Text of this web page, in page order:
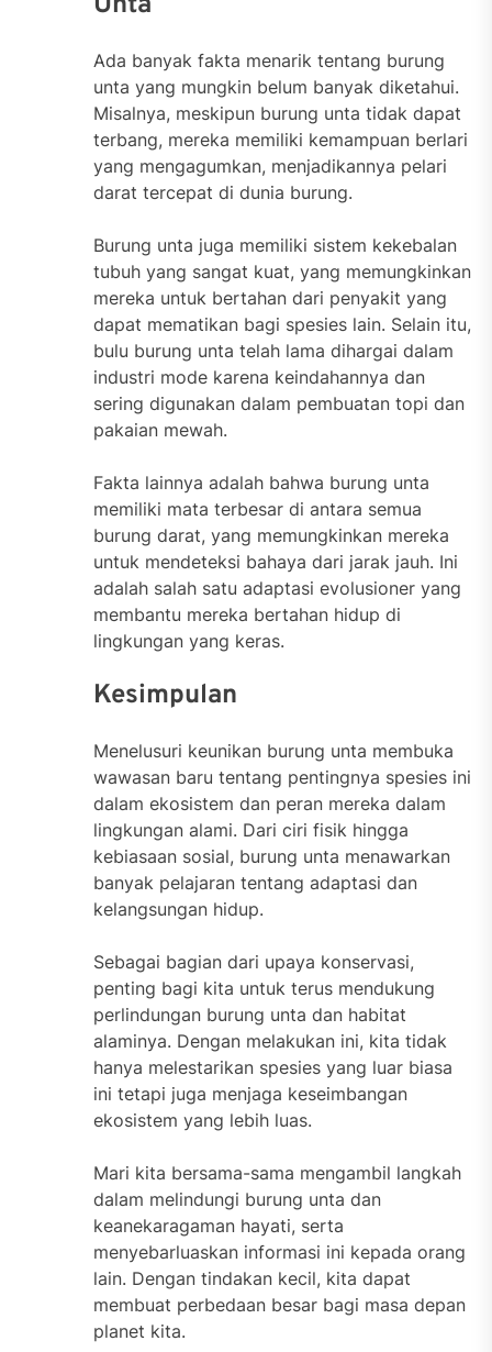
Ada banyak fakta menarik tentang burung
unta yang mungkin belum banyak diketahui.
Misalnya, meskipun burung unta tidak dapat
terbang, mereka memiliki kemampuan berlari
yang mengagumkan, menjadikannya pelari
darat tercepat di dunia burung.
Burung unta juga memiliki sistem kekebalan
tubuh yang sangat kuat, yang memungkinkan
mereka untuk bertahan dari penyakit yang
dapat mematikan bagi spesies lain. Selain itu,
bulu burung unta telah lama dihargai dalam
industri mode karena keindahannya dan
sering digunakan dalam pembuatan topi dan
pakaian mewah.
Fakta lainnya adalah bahwa burung unta
memiliki mata terbesar di antara semua
burung darat, yang memungkinkan mereka
untuk mendeteksi bahaya dari jarak jauh. Ini
adalah salah satu adaptasi evolusioner yang
membantu mereka bertahan hidup di
lingkungan yang keras.
Kesimpulan
Menelusuri keunikan burung unta membuka
wawasan baru tentang pentingnya spesies ini
dalam ekosistem dan peran mereka dalam
lingkungan alami. Dari ciri fisik hingga
kebiasaan sosial, burung unta menawarkan
banyak pelajaran tentang adaptasi dan
kelangsungan hidup.
Sebagai bagian dari upaya konservasi,
penting bagi kita untuk terus mendukung
perlindungan burung unta dan habitat
alaminya. Dengan melakukan ini, kita tidak
hanya melestarikan spesies yang luar biasa
ini tetapi juga menjaga keseimbangan
ekosistem yang lebih luas.
Mari kita bersama-sama mengambil langkah
dalam melindungi burung unta dan
keanekaragaman hayati, serta
menyebarluaskan informasi ini kepada orang
lain. Dengan tindakan kecil, kita dapat
membuat perbedaan besar bagi masa depan
planet kita.